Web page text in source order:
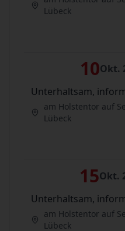
Lübeck
10Okt.
Unterhaltsam,
am Holstentor auf
Lübeck
15Okt.
Unterhaltsam,
am Holstentor auf
Lübeck